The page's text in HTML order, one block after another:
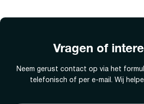
Vragen of
Neem gerust contact op via het
telefonisch of per e-mail. Wij